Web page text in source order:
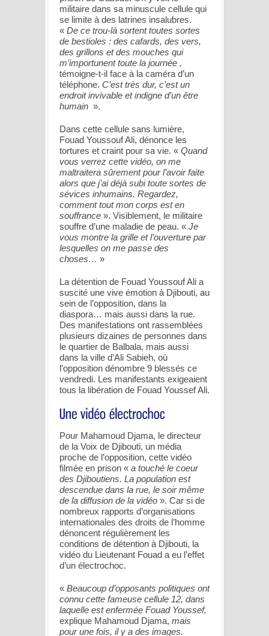
militaire dans sa minuscule cellule qui
se limite à des latrines insalubres.
« De ce trou-là sortent toutes sortes
de bestioles : des cafards, des vers,
des grillons et des mouches qui
m’importunent toute la journée ,
témoigne-t-il face à la caméra d’un
téléphone. C’est très dur, c’est un
endroit invivable et indigne d’un être
humain ».
Dans cette cellule sans lumière,
Fouad Youssouf Ali, dénonce les
tortures et craint pour sa vie. « Quand
vous verrez cette vidéo, on me
maltraitera sûrement pour l’avoir faite
alors que j’ai déjà subi toute sortes de
sévices inhumains. Regardez,
comment tout mon corps est en
souffrance ». Visiblement, le militaire
souffre d’une maladie de peau. « Je
vous montre la grille et l’ouverture par
lesquelles on me passe des
choses… »
La détention de Fouad Youssouf Ali a
suscité une vive émotion à Djibouti, au
sein de l’opposition, dans la
diaspora… mais aussi dans la rue.
Des manifestations ont rassemblées
plusieurs dizaines de personnes dans
le quartier de Balbala, mais aussi
dans la ville d’Ali Sabieh, où
l’opposition dénombre 9 blessés ce
vendredi. Les manifestants exigeaient
tous la libération de Fouad Youssef Ali.
Pour Mahamoud Djama, le directeur
de la Voix de Djibouti, un média
proche de l’opposition, cette vidéo
filmée en prison « a touché le coeur
des Djiboutiens. La population est
descendue dans la rue, le soir même
de la diffusion de la vidéo ». Car si de
nombreux rapports d’organisations
internationales des droits de l’homme
dénoncent régulièrement les
conditions de détention à Djibouti, la
vidéo du Lieutenant Fouad a eu l’effet
d’un électrochoc.
« Beaucoup d’opposants politiques ont
connu cette fameuse cellule 12, dans
laquelle est enfermée Fouad Youssef,
explique Mahamoud Djama, mais
pour une fois, il y a des images.